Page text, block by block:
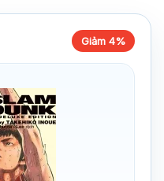
Giảm 4%